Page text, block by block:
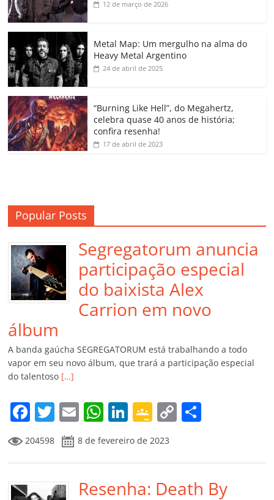
b
o
o
k
A
p
dI e
a
ss
o
m
k h
12 de março de 2026
Metal Map: Um mergulho na alma do
Heavy Metal Argentino
24 de abril de 2025
“Burning Like Hell”, do Megahertz,
celebra quase 40 anos de história;
confira resenha!
17 de abril de 2023
Popular Posts
Segregatorum anuncia
participação especial
do baixista Alex
Carrion em novo
álbum
A banda gaúcha SEGREGATORUM está trabalhando a todo
vapor em seu novo álbum, que trará a participação especial
do talentoso […]
F
a
c
e
b
T
w
itt
er
E
m
ai
l
W
h
at
s
A
Li
n
k
e
dI
G
o
o
gl
e
C
o
y
Li
p
ar
204598 8 de fevereiro de 2023
Resenha: Death By